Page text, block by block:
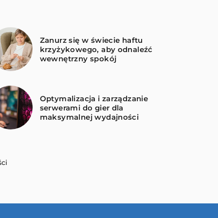
Zanurz się w świecie haftu
krzyżykowego, aby odnaleźć
wewnętrzny spokój
Optymalizacja i zarządzanie
serwerami do gier dla
maksymalnej wydajności